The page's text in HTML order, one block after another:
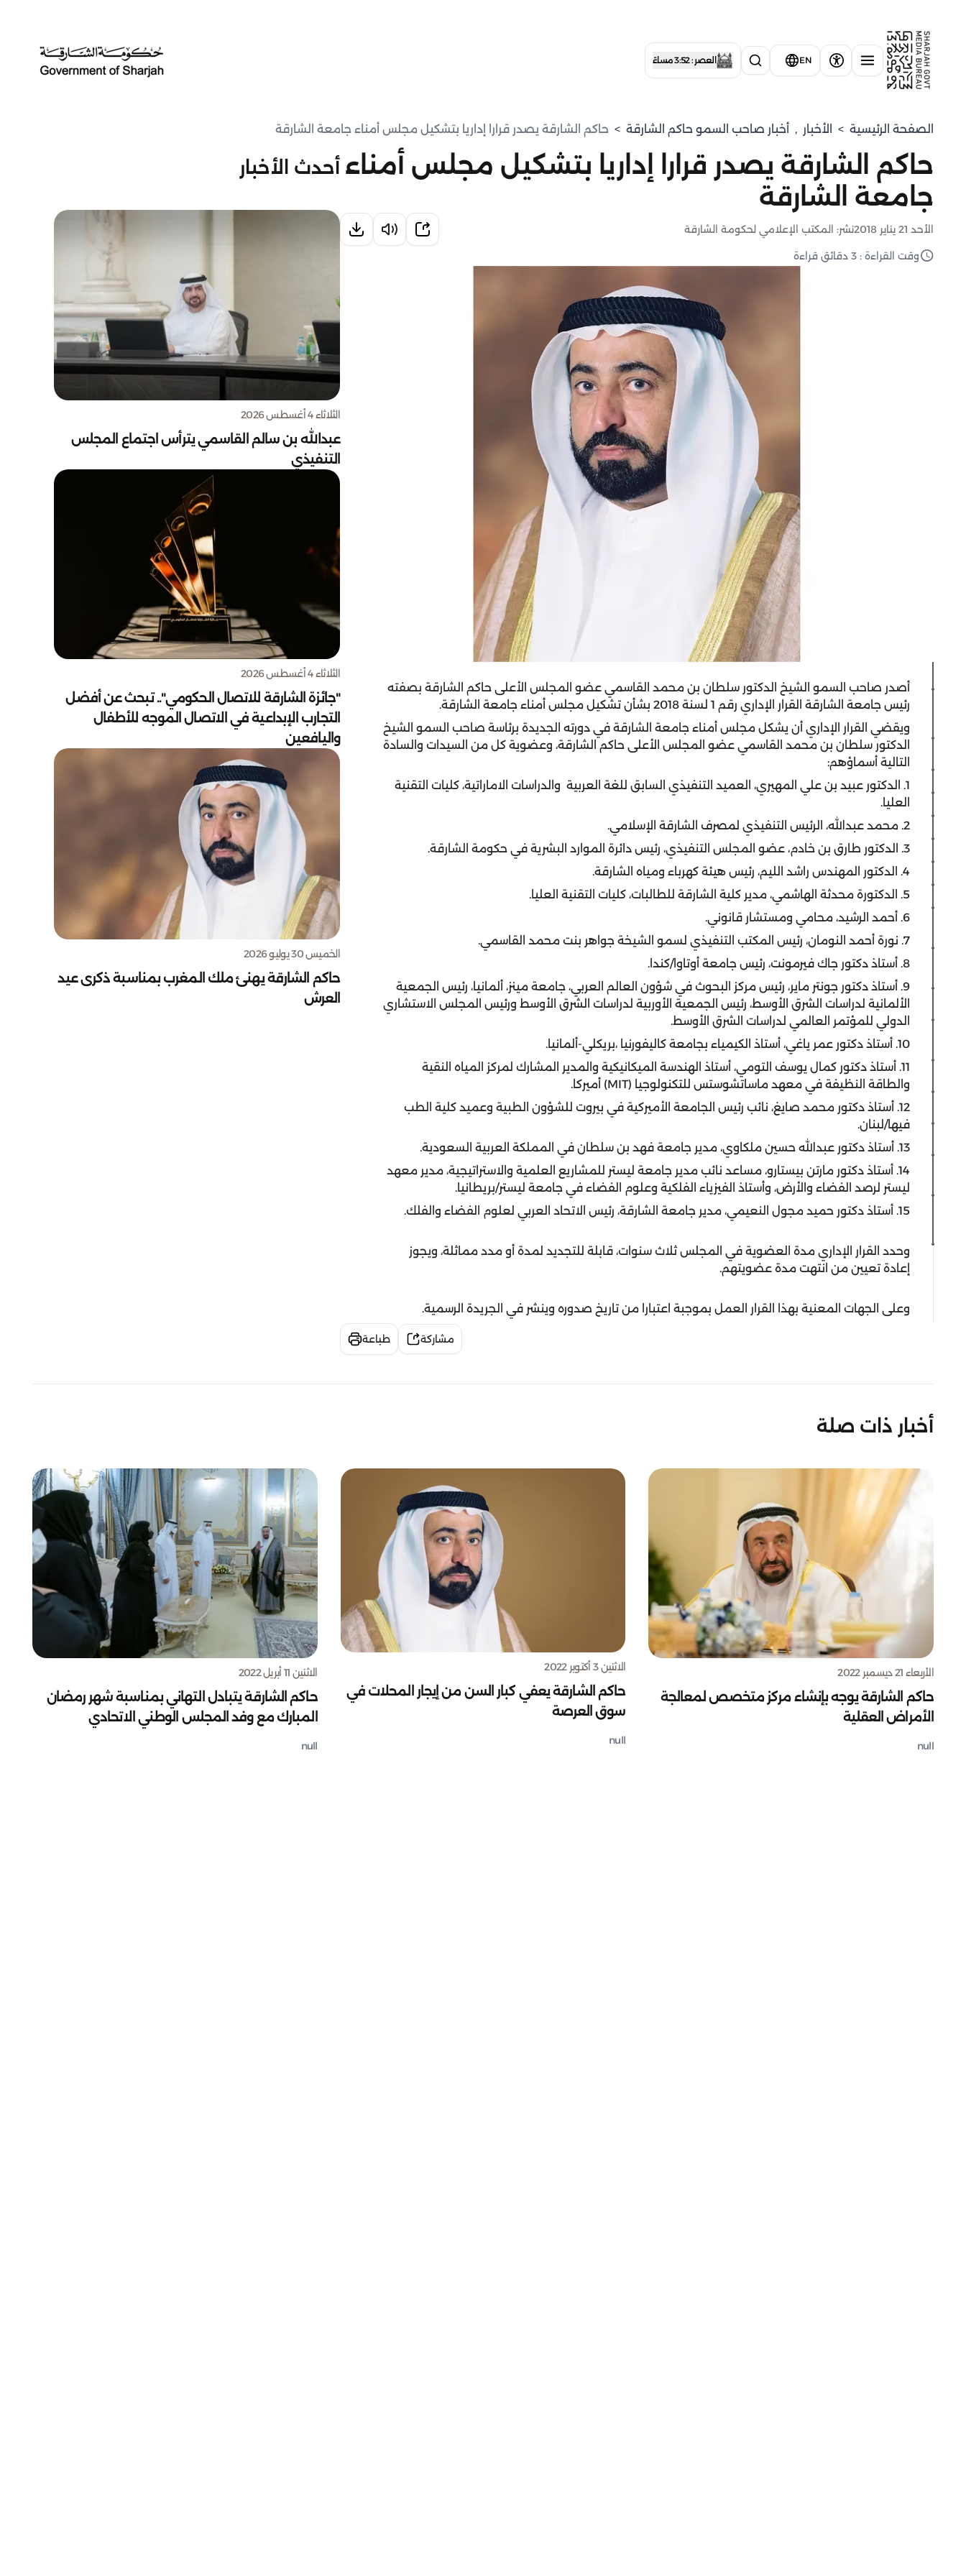
EN العصر : 3:52 مساءً
الصفحة الرئيسية > الأخبار , أخبار صاحب السمو حاكم الشارقة > حاكم الشارقة يصدر قرارا إداريا بتشكيل مجلس أمناء جامعة الشارقة
حاكم الشارقة يصدر قرارا إداريا بتشكيل مجلس أمناء
جامعة الشارقة
الأحد 21 يناير 2018 نشر: المكتب الإعلامي لحكومة الشارقة
وقت القراءة : 3 دقائق قراءة
أصدر صاحب السمو الشيخ الدكتور سلطان بن محمد القاسمي عضو المجلس الأعلى حاكم الشارقة بصفته
رئيس جامعة الشارقة القرار الإداري رقم 1 لسنة 2018 بشأن تشكيل مجلس أمناء جامعة الشارقة.
ويقضي القرار الإداري أن يشكل مجلس أمناء جامعة الشارقة في دورته الجديدة برئاسة صاحب السمو الشيخ
الدكتور سلطان بن محمد القاسمي عضو المجلس الأعلى حاكم الشارقة، وعضوية كل من السيدات والسادة
التالية أسماؤهم:
1. الدكتور عبيد بن علي المهيري، العميد التنفيذي السابق للغة العربية والدراسات الاماراتية، كليات التقنية
العليا.
2. محمد عبدالله، الرئيس التنفيذي لمصرف الشارقة الإسلامي.
3. الدكتور طارق بن خادم، عضو المجلس التنفيذي، رئيس دائرة الموارد البشرية في حكومة الشارقة.
4. الدكتور المهندس راشد الليم، رئيس هيئة كهرباء ومياه الشارقة.
5. الدكتورة محدثة الهاشمي، مدير كلية الشارقة للطالبات، كليات التقنية العليا.
6. أحمد الرشيد، محامي ومستشار قانوني.
7. نورة أحمد النومان، رئيس المكتب التنفيذي لسمو الشيخة جواهر بنت محمد القاسمي.
8. أستاذ دكتور جاك فيرمونت، رئيس جامعة أوتاوا/كندا.
9. أستاذ دكتور جونتر ماير، رئيس مركز البحوث في شؤون العالم العربي، جامعة مينز، ألمانيا، رئيس الجمعية
الألمانية لدراسات الشرق الأوسط، رئيس الجمعية الأوربية لدراسات الشرق الأوسط ورئيس المجلس الاستشاري
الدولي للمؤتمر العالمي لدراسات الشرق الأوسط.
10. أستاذ دكتور عمر ياغي، أستاذ الكيمياء بجامعة كاليفورنيا ،بريكلي-ألمانيا.
11. أستاذ دكتور كمال يوسف التومي، أستاذ الهندسة الميكانيكية والمدير المشارك لمركز المياه النقية
والطاقة النظيفة في معهد ماساتشوستس للتكنولوجيا (MIT) أميركا.
12. أستاذ دكتور محمد صايغ، نائب رئيس الجامعة الأميركية في بيروت للشؤون الطبية وعميد كلية الطب
فيها/لبنان.
13. أستاذ دكتور عبدالله حسين ملكاوي، مدير جامعة فهد بن سلطان في المملكة العربية السعودية.
14. أستاذ دكتور مارتن بيستارو، مساعد نائب مدير جامعة ليستر للمشاريع العلمية والاستراتيجية، مدير معهد
ليستر لرصد الفضاء والأرض، وأستاذ الفيزياء الفلكية وعلوم الفضاء في جامعة ليستر/بريطانيا.
15. أستاذ دكتور حميد مجول النعيمي، مدير جامعة الشارقة، رئيس الاتحاد العربي لعلوم الفضاء والفلك.
وحدد القرار الإداري مدة العضوية في المجلس ثلاث سنوات، قابلة للتجديد لمدة أو مدد مماثلة، ويجوز
إعادة تعيين من انتهت مدة عضويتهم.
وعلى الجهات المعنية بهذا القرار العمل بموجبة اعتبارا من تاريخ صدوره وينشر في الجريدة الرسمية.
مشاركة طباعة
أحدث الأخبار
الثلاثاء 4 أغسطس 2026
عبدالله بن سالم القاسمي يترأس اجتماع المجلس
التنفيذي
الثلاثاء 4 أغسطس 2026
"جائزة الشارقة للاتصال الحكومي".. تبحث عن أفضل
التجارب الإبداعية في الاتصال الموجه للأطفال
واليافعين
الخميس 30 يوليو 2026
حاكم الشارقة يهنئ ملك المغرب بمناسبة ذكرى عيد
العرش
أخبار ذات صلة
الأربعاء 21 ديسمبر 2022
حاكم الشارقة يوجه بإنشاء مركز متخصص لمعالجة
الأمراض العقلية
null
الاثنين 3 أكتوبر 2022
حاكم الشارقة يعفي كبار السن من إيجار المحلات في
سوق العرصة
null
الاثنين 11 أبريل 2022
حاكم الشارقة يتبادل التهاني بمناسبة شهر رمضان
المبارك مع وفد المجلس الوطني الاتحادي
null